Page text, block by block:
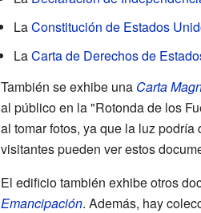
LaConstitución de Estados
LaCarta de Derechos de
También se exhibe una Carta
al público en la "Rotonda de los
al tomar fotos, ya que la luz
visitantes pueden ver estos
El edificio también exhibe otros
Emancipación. Además, hay